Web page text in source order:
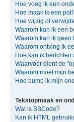
Hoe voeg ik een
Hoe maak ik een
Hoe wijzig of
Waarom kan ik een
Waarom kan ik
Waarom ontving ik
Hoe kan ik
Waarvoor dient de
Waarom moet mijn
Hoe bump ik mijn
Tekstopmaak en
Wat is BBCode?
Kan ik HTML